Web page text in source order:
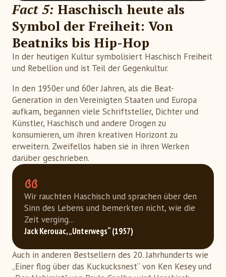
Fact 5: Haschisch heute als
Symbol der Freiheit: Von
Beatniks bis Hip-Hop
In der heutigen Kultur symbolisiert Haschisch Freiheit
und Rebellion und ist Teil der Gegenkultur.
In den 1950er und 60er Jahren, als die Beat-
Generation in den Vereinigten Staaten und Europa
aufkam, begannen viele Schriftsteller, Dichter und
Künstler, Haschisch und andere Drogen zu
konsumieren, um ihren kreativen Horizont zu
erweitern. Zweifellos haben sie in ihren Werken
darüber geschrieben.
Wir rauchten Haschisch und sprachen über den
Sinn des Lebens und bemerkten nicht, wie die
Zeit verging...
Jack Kerouac, „Unterwegs“ (1957)
Auch in anderen Bestsellern des 20. Jahrhunderts wie
„Einer flog über das Kuckucksnest“ von Ken Kesey und